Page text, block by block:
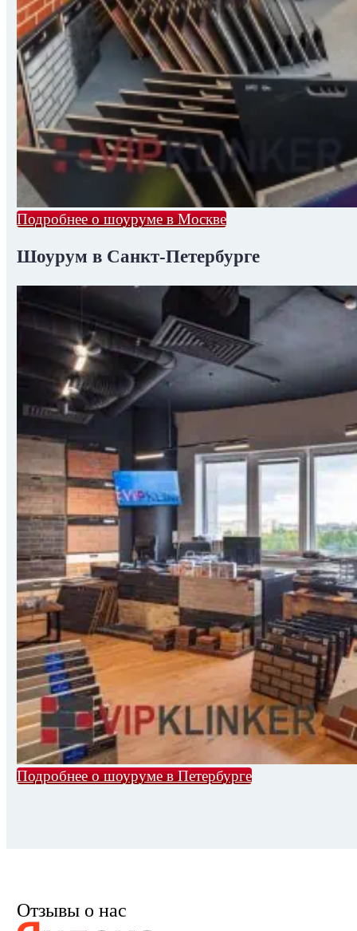
Подробнее о шоуруме в Москве
Шоурум в Санкт-Петербурге
Подробнее о шоуруме в Петербурге
Отзывы о нас